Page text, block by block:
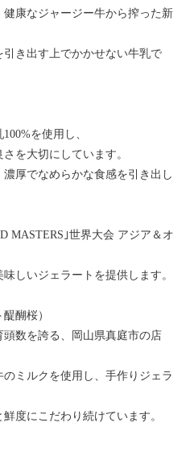
康なジャージー牛から搾った新
き出す上でかかせない牛乳で
を使用し、
を大切にしています。
厚でなめらかな食感を引き出し
MASTERS｣世界大会 アジア＆オ
しいジェラートを提供します。
醐桜）
数を誇る、岡山県真庭市の店
ミルクを使用し、手作りジェラ
度にこだわり続けています。